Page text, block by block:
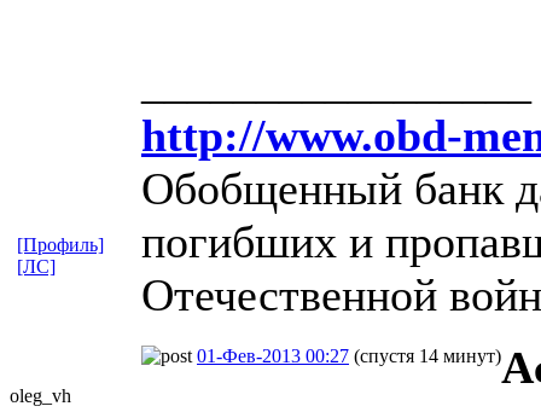
http://www.obd-
Обобщенный банк
погибших и
Отечественной
[Профиль]
[ЛС]
oleg_vh
01-Фев-2013 00:27 (спустя 14 минут)